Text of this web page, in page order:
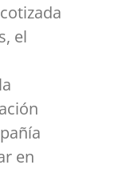
el
en